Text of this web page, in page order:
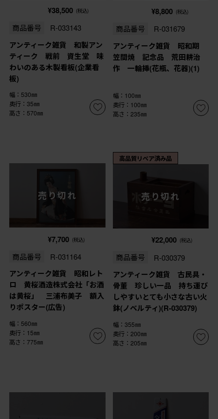
¥38,500 (税込)
商品番号 R-033143
アンティーク雑貨 和製アン
ティーク 戦前 資生堂 味
わいのある木製看板(企業看
板)
幅：530㎜
奥行：35㎜
高さ：570㎜
¥8,800 (税込)
商品番号 R-031679
アンティーク雑貨 昭和期
笠間焼 記念品 荒田耕治
作 一輪挿(花瓶、花器)(1)
幅：100㎜
奥行：100㎜
高さ：235㎜
売り切れ
¥7,700 (税込)
商品番号 R-031164
アンティーク雑貨 昭和レト
ロ 黄桜酒造株式会社「お酒
は黄桜」 三浦布美子 額入
りポスター(広告)
幅：560㎜
奥行：15㎜
高さ：775㎜
高品質リペア済み品
売り切れ
¥22,000 (税込)
商品番号 R-030379
アンティーク雑貨 古民具・
骨董 珍しい一品 持ち運び
しやすいとても小さな古い火
鉢(ノベルティ)(R-030379)
幅：355㎜
奥行：200㎜
高さ：205㎜